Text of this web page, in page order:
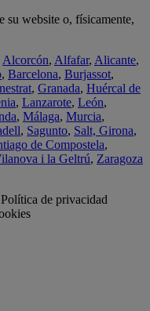
su website o, físicamente,
Alcorcón, Alfafar, Alicante,
, Barcelona, Burjassot,
, Granada, Huércal de
, Lanzarote, León,
, Málaga, Murcia,
, Sagunto, Salt, Girona,
de Compostela,
i la Geltrú, Zaragoza
Política de privacidad